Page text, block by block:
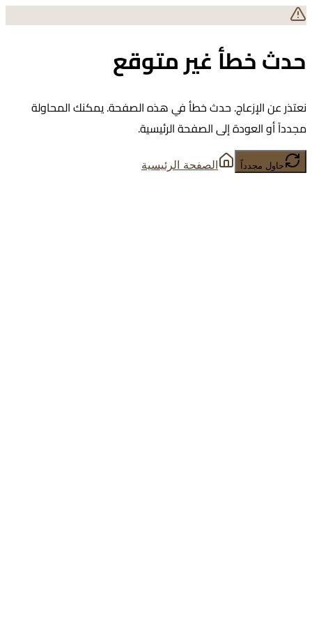
حدث خطأ غير متوقع
نعتذر عن الإزعاج. حدث خطأ في هذه الصفحة. يمكنك المحاولة
مجدداً أو العودة إلى الصفحة الرئيسية.
حاول مجدداً الصفحة الرئيسية